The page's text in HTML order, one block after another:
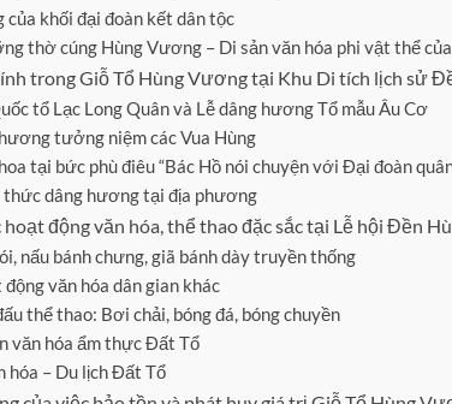
của khối đại đoàn kết dân tộc
thờ cúng Hùng Vương – Di sản văn hóa phi vật thể
trong Giỗ Tổ Hùng Vương tại Khu Di tích lịch sử
tổ Lạc Long Quân và Lễ dâng hương Tổ mẫu Âu Cơ
tưởng niệm các Vua Hùng
tại bức phù điêu “Bác Hồ nói chuyện với Đại đoàn
thức dâng hương tại địa phương
hoạt động văn hóa, thể thao đặc sắc tại Lễ hội Đền
nấu bánh chưng, giã bánh dày truyền thống
động văn hóa dân gian khác
thể thao: Bơi chải, bóng đá, bóng chuyền
văn hóa ẩm thực Đất Tổ
hóa – Du lịch Đất Tổ